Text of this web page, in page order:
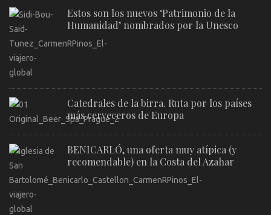
Estos son los nuevos ‘Patrimonio de la
Humanidad’ nombrados por la Unesco
Catedrales de la birra. Ruta por los países
más cerveceros de Europa
BENICARLÓ, una oferta muy atípica (y
recomendable) en la Costa del Azahar